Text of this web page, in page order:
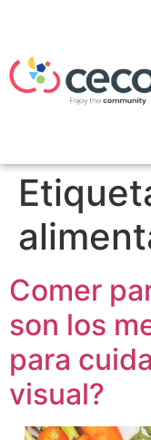
Comer
son los
para
visual?